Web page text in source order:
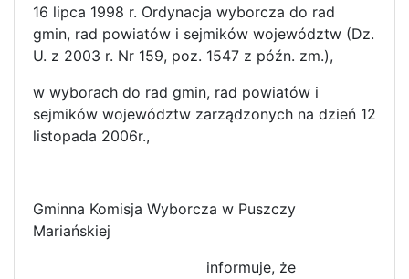
16 lipca 1998 r. Ordynacja wyborcza do rad
gmin, rad powiatów i sejmików województw (Dz.
U. z 2003 r. Nr 159, poz. 1547 z późn. zm.),
w wyborach do rad gmin, rad powiatów i
sejmików województw zarządzonych na dzień 12
listopada 2006r.,
Gminna Komisja Wyborcza w Puszczy
Mariańskiej
informuje, że